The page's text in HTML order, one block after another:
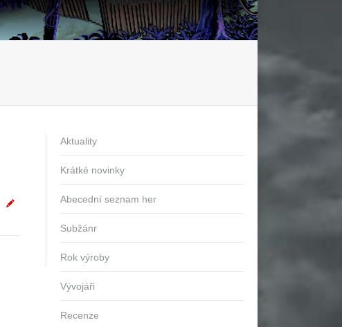
Aktuality
Krátké novinky
Abecední seznam her
Subžánr
Rok výroby
Vývojáři
Recenze